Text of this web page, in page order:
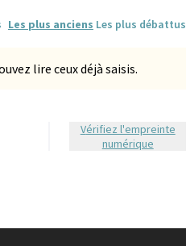
Les plus anciens Les plus débattus
lire ceux déjà saisis.
Vérifiez l'empreinte
numérique